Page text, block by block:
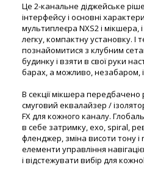
Це 2-канальне діджейське
інтерфейсу і основні
мультиплеєра NXS2 і мікшера,
легку, компактну установку. І
познайомитися з клубним
будинку і взяти в свої руки
барах, а можливо, незабаром,
В секції мікшера
смуговий еквалайзер /
FX для кожного каналу.
в себе затримку, ехо, spiral,
фленджер, зміна висоти тону і
елементи управління
і відстежувати вибір для